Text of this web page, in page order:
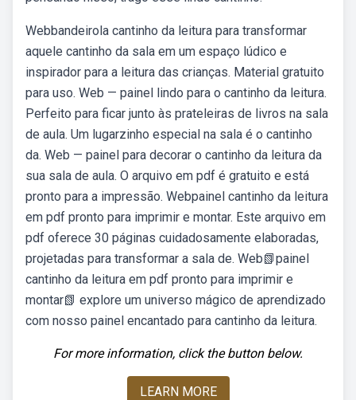
Webbandeirola cantinho da leitura para transformar
aquele cantinho da sala em um espaço lúdico e
inspirador para a leitura das crianças. Material gratuito
para uso. Web — painel lindo para o cantinho da leitura.
Perfeito para ficar junto às prateleiras de livros na sala
de aula. Um lugarzinho especial na sala é o cantinho
da. Web — painel para decorar o cantinho da leitura da
sua sala de aula. O arquivo em pdf é gratuito e está
pronto para a impressão. Webpainel cantinho da leitura
em pdf pronto para imprimir e montar. Este arquivo em
pdf oferece 30 páginas cuidadosamente elaboradas,
projetadas para transformar a sala de. Web📗painel
cantinho da leitura em pdf pronto para imprimir e
montar📗 explore um universo mágico de aprendizado
com nosso painel encantado para cantinho da leitura.
For more information, click the button below.
LEARN MORE